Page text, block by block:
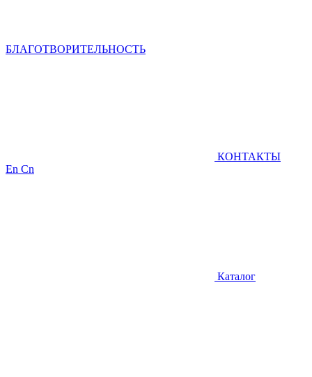
БЛАГОТВОРИТЕЛЬНОСТЬ
КОНТАКТЫ
En Cn
Каталог